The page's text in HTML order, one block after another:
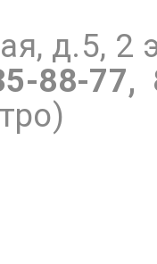
д.5, 2
88-77,